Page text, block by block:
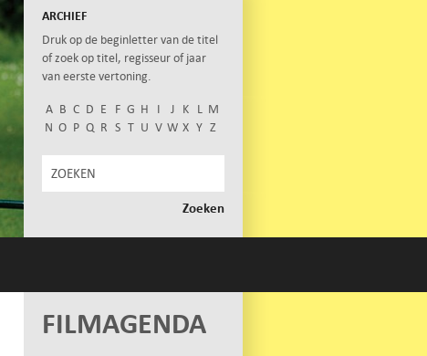
ARCHIEF
Druk op de beginletter van de titel
of zoek op titel, regisseur of jaar
van eerste vertoning.
A B C D E F G H I J K L M
N O P Q R S T U V W X Y Z
FILMAGENDA